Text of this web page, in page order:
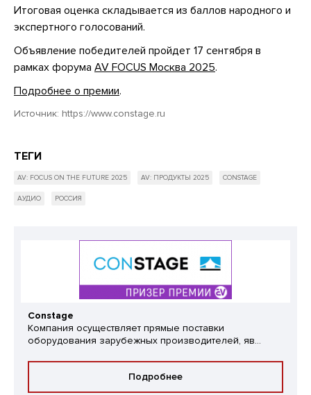
Итоговая оценка складывается из баллов народного и
экспертного голосований.
Объявление победителей пройдет 17 сентября в
рамках форума AV FOCUS Москва 2025.
Подробнее о премии.
Источник: https://www.constage.ru
ТЕГИ
AV: FOCUS ON THE FUTURE 2025 AV: ПРОДУКТЫ 2025 CONSTAGE
АУДИО РОССИЯ
Constage
Компания осуществляет прямые поставки
оборудования зарубежных производителей, яв...
Подробнее